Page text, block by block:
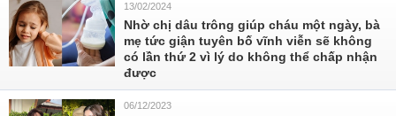
13/02/2024
Nhờ chị dâu trông giúp cháu một ngày, bà
mẹ tức giận tuyên bố vĩnh viễn sẽ không
có lần thứ 2 vì lý do không thể chấp nhận
được
06/12/2023